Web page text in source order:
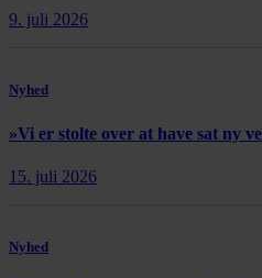
9. juli 2026
Nyhed
»Vi er stolte over at have sat ny
15. juli 2026
Nyhed